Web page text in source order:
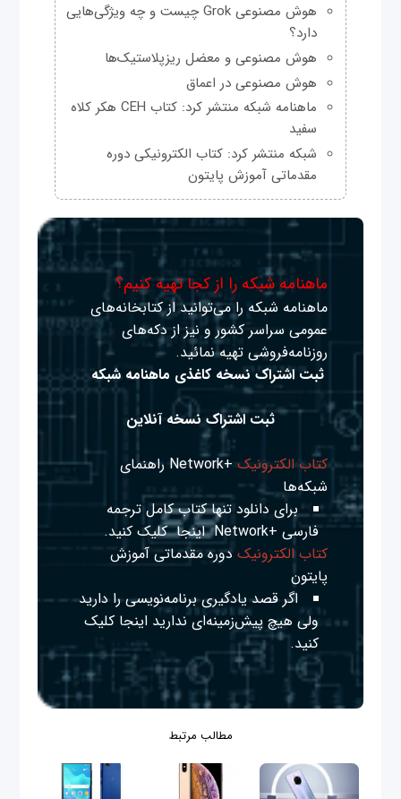
هوش مصنوعی Grok چیست و چه ویژگی‌هایی
دارد؟
هوش مصنوعی و معضل ریزپلاستیک‌ها
هوش مصنوعی در اعماق
ماهنامه شبکه منتشر کرد: کتاب CEH هکر کلاه
سفید
شبکه منتشر کرد: کتاب الکترونیکی دوره
مقدماتی آموزش پایتون
ماهنامه شبکه را از کجا تهیه کنیم؟
ماهنامه شبکه را می‌توانید از کتابخانه‌های
عمومی سراسر کشور و نیز از دکه‌های
روزنامه‌فروشی تهیه نمائید.
ثبت اشتراک نسخه کاغذی ماهنامه شبکه
ثبت اشتراک نسخه آنلاین
کتاب الکترونیک
+Network راهنمای
شبکه‌ها
برای دانلود تنها کتاب کامل ترجمه
فارسی +Network
اینجا کلیک کنید.
کتاب الکترونیک دوره مقدماتی آموزش
پایتون
اگر قصد یادگیری برنامه‌نویسی را دارید
ولی هیچ پیش‌زمینه‌ای نداریداینجا کلیک
کنید.
مطالب مرتبط